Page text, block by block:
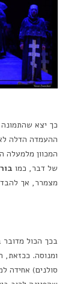
כך יצא
ההעמדה הדלה
המכוון מלמעלה
של דבר, כמו
מצמרר, אך
בכך הכול
ומנוסה. ככזאת,
סולנים) אחידה